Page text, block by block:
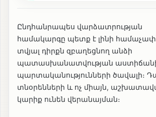
Ընդհանրապես վարձատրության
համակարգը պետք է լինի
տվյալ դիրքն զբաղեցնող անձի
պատասխանատվության
պարտականությունների ծավալի։
տնօրենների և ոչ միայն,
կարիք ունեն վերանայման։